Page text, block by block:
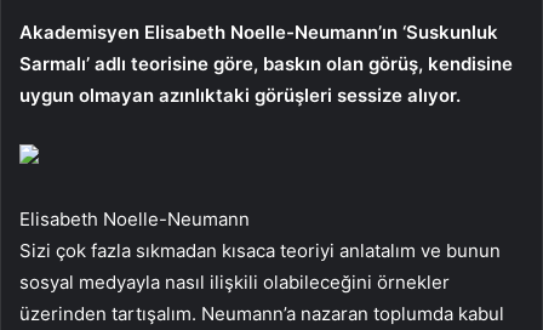
Akademisyen Elisabeth Noelle-Neumann’ın ‘Suskunluk
Sarmalı’ adlı teorisine göre, baskın olan görüş, kendisine
uygun olmayan azınlıktaki görüşleri sessize alıyor.
Elisabeth Noelle-Neumann
Sizi çok fazla sıkmadan kısaca teoriyi anlatalım ve bunun
sosyal medyayla nasıl ilişkili olabileceğini örnekler
üzerinden tartışalım. Neumann’a nazaran toplumda kabul